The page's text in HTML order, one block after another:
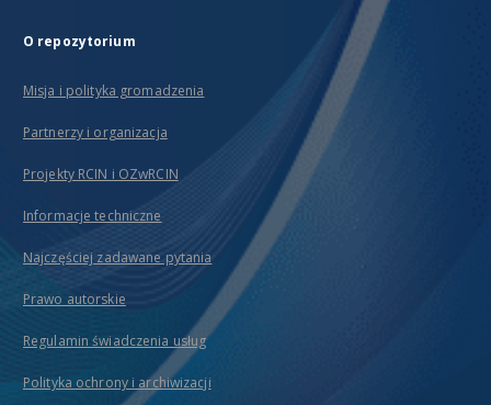
O repozytorium
Misja i polityka gromadzenia
Partnerzy i organizacja
Projekty RCIN i OZwRCIN
Informacje techniczne
Najczęściej zadawane pytania
Prawo autorskie
Regulamin świadczenia usług
Polityka ochrony i archiwizacji